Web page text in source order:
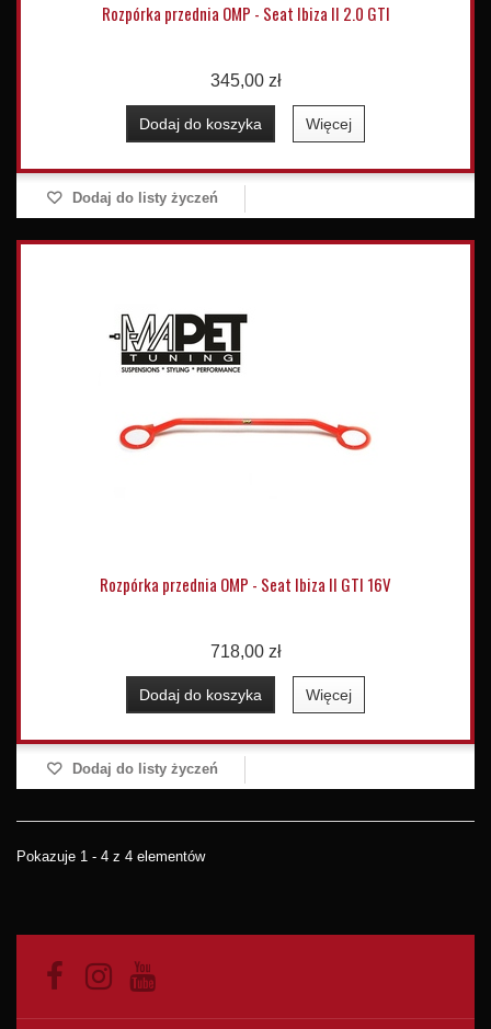
Rozpórka przednia OMP - Seat Ibiza II 2.0 GTI
345,00 zł
Dodaj do koszyka Więcej
Dodaj do listy życzeń
Rozpórka przednia OMP - Seat Ibiza II GTI 16V
718,00 zł
Dodaj do koszyka Więcej
Dodaj do listy życzeń
Pokazuje 1 - 4 z 4 elementów